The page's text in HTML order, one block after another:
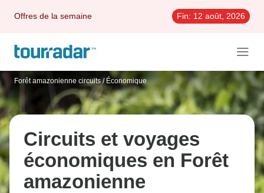
Offres de la semaine Fin: 12 août, 2026
Forêt amazonienne circuits / Économique
Circuits et voyages
économiques en Forêt
amazonienne